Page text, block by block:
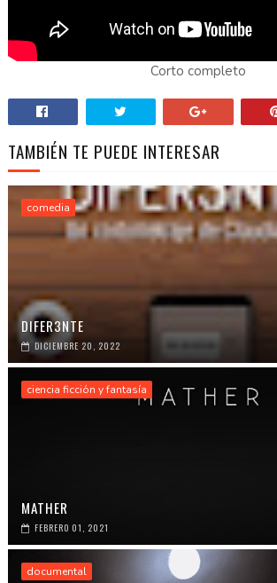
Corto completo
TAMBIÉN TE PUEDE INTERESAR
comedia
DIFER3NTE
DICIEMBRE 20, 2022
ciencia ficción y fantasía
MATHER
FEBRERO 01, 2021
documental